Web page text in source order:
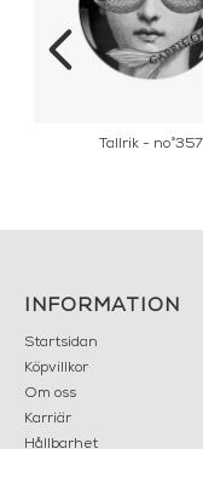
Tallrik - no°357
INFORMATION
Startsidan
Köpvillkor
Om oss
Karriär
Hållbarhet